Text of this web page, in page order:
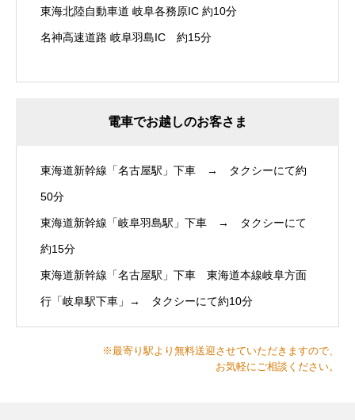
東海北陸自動車道 岐阜各務原IC 約10分
名神高速道路 岐阜羽島IC 約15分
電車でお越しのお客さま
東海道新幹線「名古屋駅」下車 → タクシーにて約
50分
東海道新幹線「岐阜羽島駅」下車 → タクシーにて
約15分
東海道新幹線「名古屋駅」下車 東海道本線岐阜方面
行「岐阜駅下車」→ タクシーにて約10分
※最寄り駅より無料送迎させていただきますので、
お気軽にご相談ください。